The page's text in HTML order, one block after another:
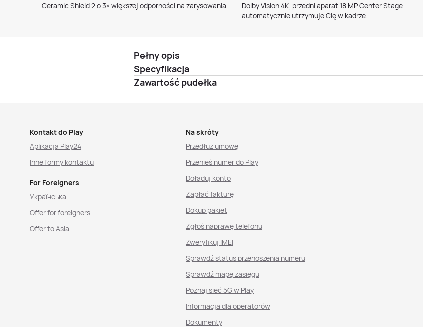
Ceramic Shield 2 o 3× większej odporności na zarysowania.
Dolby Vision 4K; przedni aparat 18 MP Center Stage
automatycznie utrzymuje Cię w kadrze.
Pełny opis
Specyfikacja
Zawartość pudełka
Kontakt do Play
Aplikacja Play24
Inne formy kontaktu
For Foreigners
Українська
Offer for foreigners
Offer to Asia
Na skróty
Przedłuż umowę
Przenieś numer do Play
Doładuj konto
Zapłać fakturę
Dokup pakiet
Zgłoś naprawę telefonu
Zweryfikuj IMEI
Sprawdź status przenoszenia numeru
Sprawdź mapę zasięgu
Poznaj sieć 5G w Play
Informacja dla operatorów
Dokumenty